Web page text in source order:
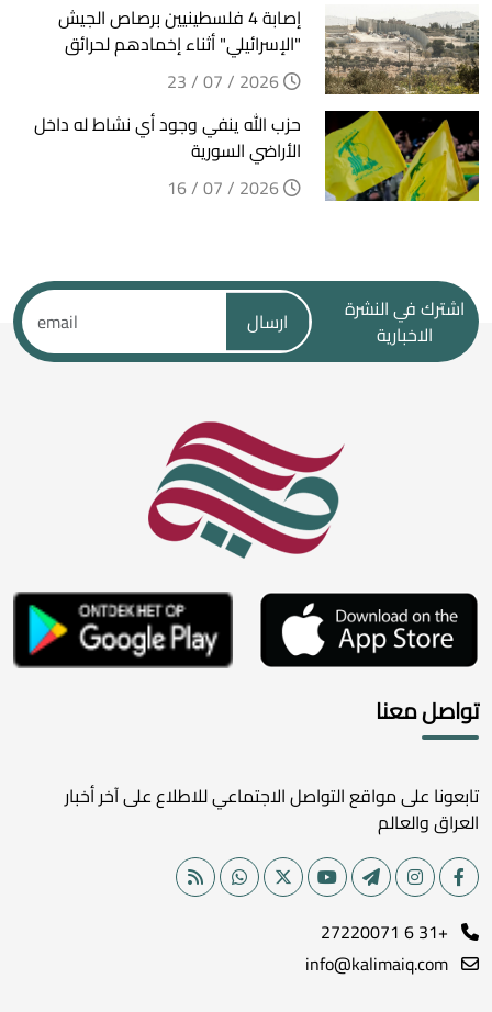
إصابة 4 فلسطينيين برصاص الجيش
"الإسرائيلي" أثناء إخمادهم لحرائق
حزب الله ينفي وجود أي نشاط له داخل
الأراضي السورية
اشترك في النشرة
الاخبارية
ارسال
تواصل معنا
تابعونا على مواقع التواصل الاجتماعي للاطلاع على آخر أخبار
العراق والعالم
+31 6 27220071
info@kalimaiq.com